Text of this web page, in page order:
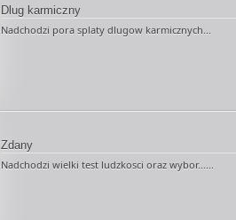
Dlug karmiczny
Nadchodzi pora splaty dlugow karmicznych...
Zdany
Nadchodzi wielki test ludzkosci oraz wybor......